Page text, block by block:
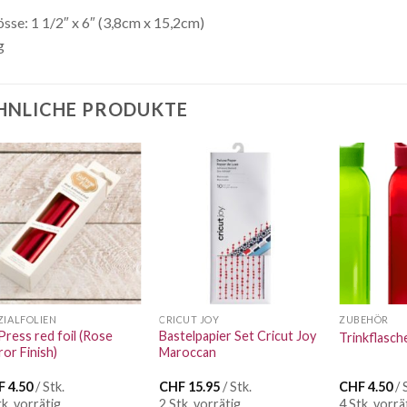
1 1/2″ x 6″ (3,8cm x 15,2cm)
PRODUKTE
Auf die
Wunschliste
red foil (Rose
Finish)
4.50/ Stk.
vorrätig
CRICUT JOY
Bastelpapier Set Cricut Joy
Maroccan
CHF 15.95/ Stk.
2 Stk. vorrätig
ZUBEHÖR
CHF4.50/
4 Stk.